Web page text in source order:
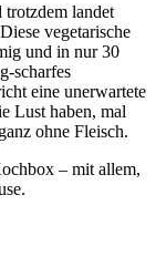
landet
vegetarische
und in nur 30
scharfes
eine unerwartete
Lust haben, mal
ohne Fleisch.
– mit allem,